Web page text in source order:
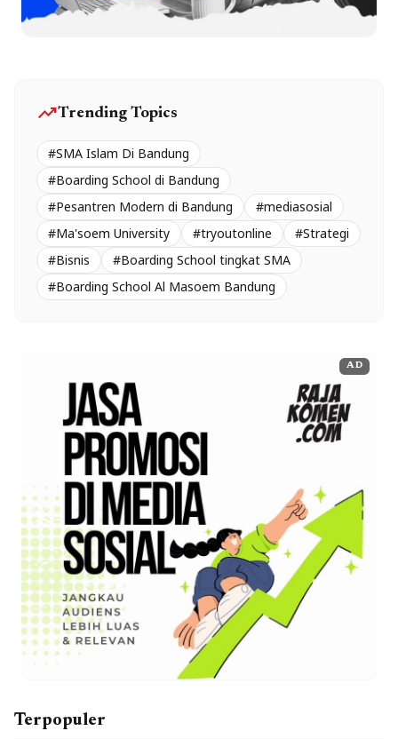
trending_upTrending Topics
#SMA Islam Di Bandung
#Boarding School di Bandung
#Pesantren Modern di Bandung
#mediasosial
#Ma'soem University
#tryoutonline
#Strategi
#Bisnis
#Boarding School tingkat SMA
#Boarding School Al Masoem Bandung
AD
Terpopuler